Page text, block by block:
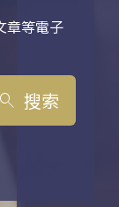
章等電子
search 搜索